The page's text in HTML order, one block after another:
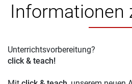
Informationen
Unterrichtsvorbereitung?
click & teach!